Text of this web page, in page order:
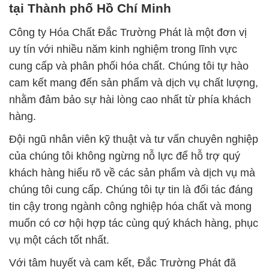
tại Thành phố Hồ Chí Minh
Công ty Hóa Chất Đắc Trường Phát là một đơn vị
uy tín với nhiều năm kinh nghiệm trong lĩnh vực
cung cấp và phân phối hóa chất. Chúng tôi tự hào
cam kết mang đến sản phẩm và dịch vụ chất lượng,
nhằm đảm bảo sự hài lòng cao nhất từ phía khách
hàng.
Đội ngũ nhân viên kỹ thuật và tư vấn chuyên nghiệp
của chúng tôi không ngừng nỗ lực để hỗ trợ quý
khách hàng hiểu rõ về các sản phẩm và dịch vụ mà
chúng tôi cung cấp. Chúng tôi tự tin là đối tác đáng
tin cậy trong ngành công nghiệp hóa chất và mong
muốn có cơ hội hợp tác cùng quý khách hàng, phục
vụ một cách tốt nhất.
Với tâm huyết và cam kết, Đắc Trường Phát đã